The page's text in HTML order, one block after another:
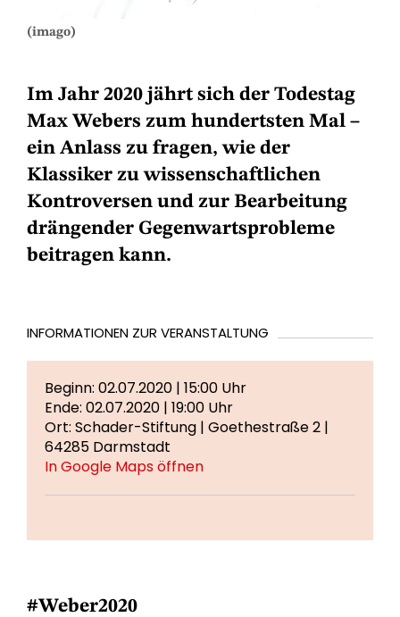
(imago)
Im Jahr 2020 jährt sich der Todestag
Max Webers zum hundertsten Mal –
ein Anlass zu fragen, wie der
Klassiker zu wissenschaftlichen
Kontroversen und zur Bearbeitung
drängender Gegenwartsprobleme
beitragen kann.
INFORMATIONEN ZUR VERANSTALTUNG
Beginn: 02.07.2020 | 15:00 Uhr
Ende: 02.07.2020 | 19:00 Uhr
Ort: Schader-Stiftung | Goethestraße 2 |
64285 Darmstadt
In Google Maps öffnen
#Weber2020